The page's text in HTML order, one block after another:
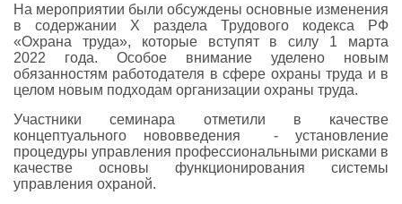
На мероприятии были обсуждены основные изменения
в содержании Х раздела Трудового кодекса РФ
«Охрана труда», которые вступят в силу 1 марта
2022 года. Особое внимание уделено новым
обязанностям работодателя в сфере охраны труда и в
целом новым подходам организации охраны труда.
Участники семинара отметили в качестве
концептуального нововведения - установление
процедуры управления профессиональными рисками в
качестве основы функционирования системы
управления охраной.